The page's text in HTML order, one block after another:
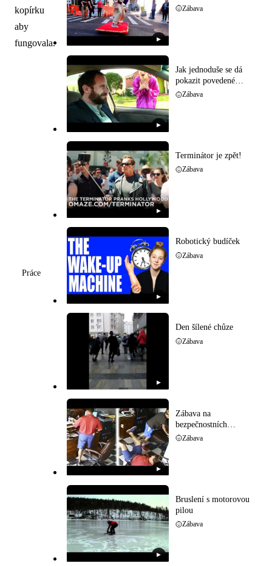
kopírku
aby
fungovala.
Práce
▶
Zábava
▶
Jak jednoduše se dá
pokazit povedené
rande
Zábava
▶
Terminátor je zpět!
Zábava
▶
Robotický budíček
Zábava
▶
Den šílené chůze
Zábava
▶
Zábava na
bezpečnostních
kamerách
Zábava
▶
Bruslení s motorovou
pilou
Zábava